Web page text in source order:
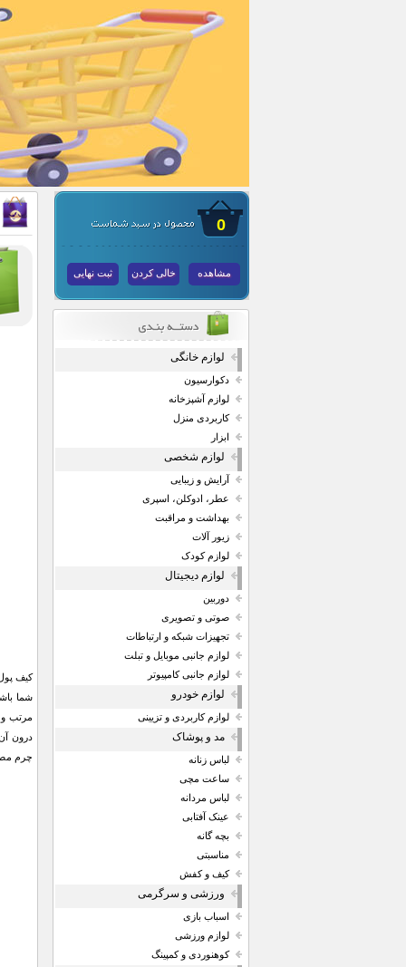
0
مشاهده خالی کردن ثبت نهایی
لوازم خانگی
دکوارسیون
لوازم آشپزخانه
کاربردی منزل
ابزار
لوازم شخصی
آرایش و زیبایی
عطر، ادوکلن، اسپری
بهداشت و مراقبت
زیور آلات
لوازم کودک
لوازم دیجیتال
دوربین
صوتی و تصویری
تجهیزات شبکه و ارتباطات
لوازم جانبی موبایل و تبلت
لوازم جانبی کامپیوتر
لوازم خودرو
لوازم کاربردی و تزیینی
مد و پوشاک
لباس زنانه
ساعت مچی
لباس مردانه
عینک آفتابی
بچه گانه
مناسبتی
کیف و کفش
ورزشی و سرگرمی
اسباب بازی
لوازم ورزشی
کوهنوردی و کمپینگ
کیف
چرم